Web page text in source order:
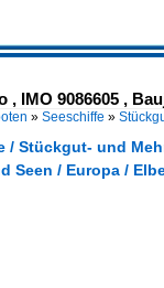
, IMO 9086605 ,
» Seeschiffe »
/ Stückgut- und
Seen / Europa /